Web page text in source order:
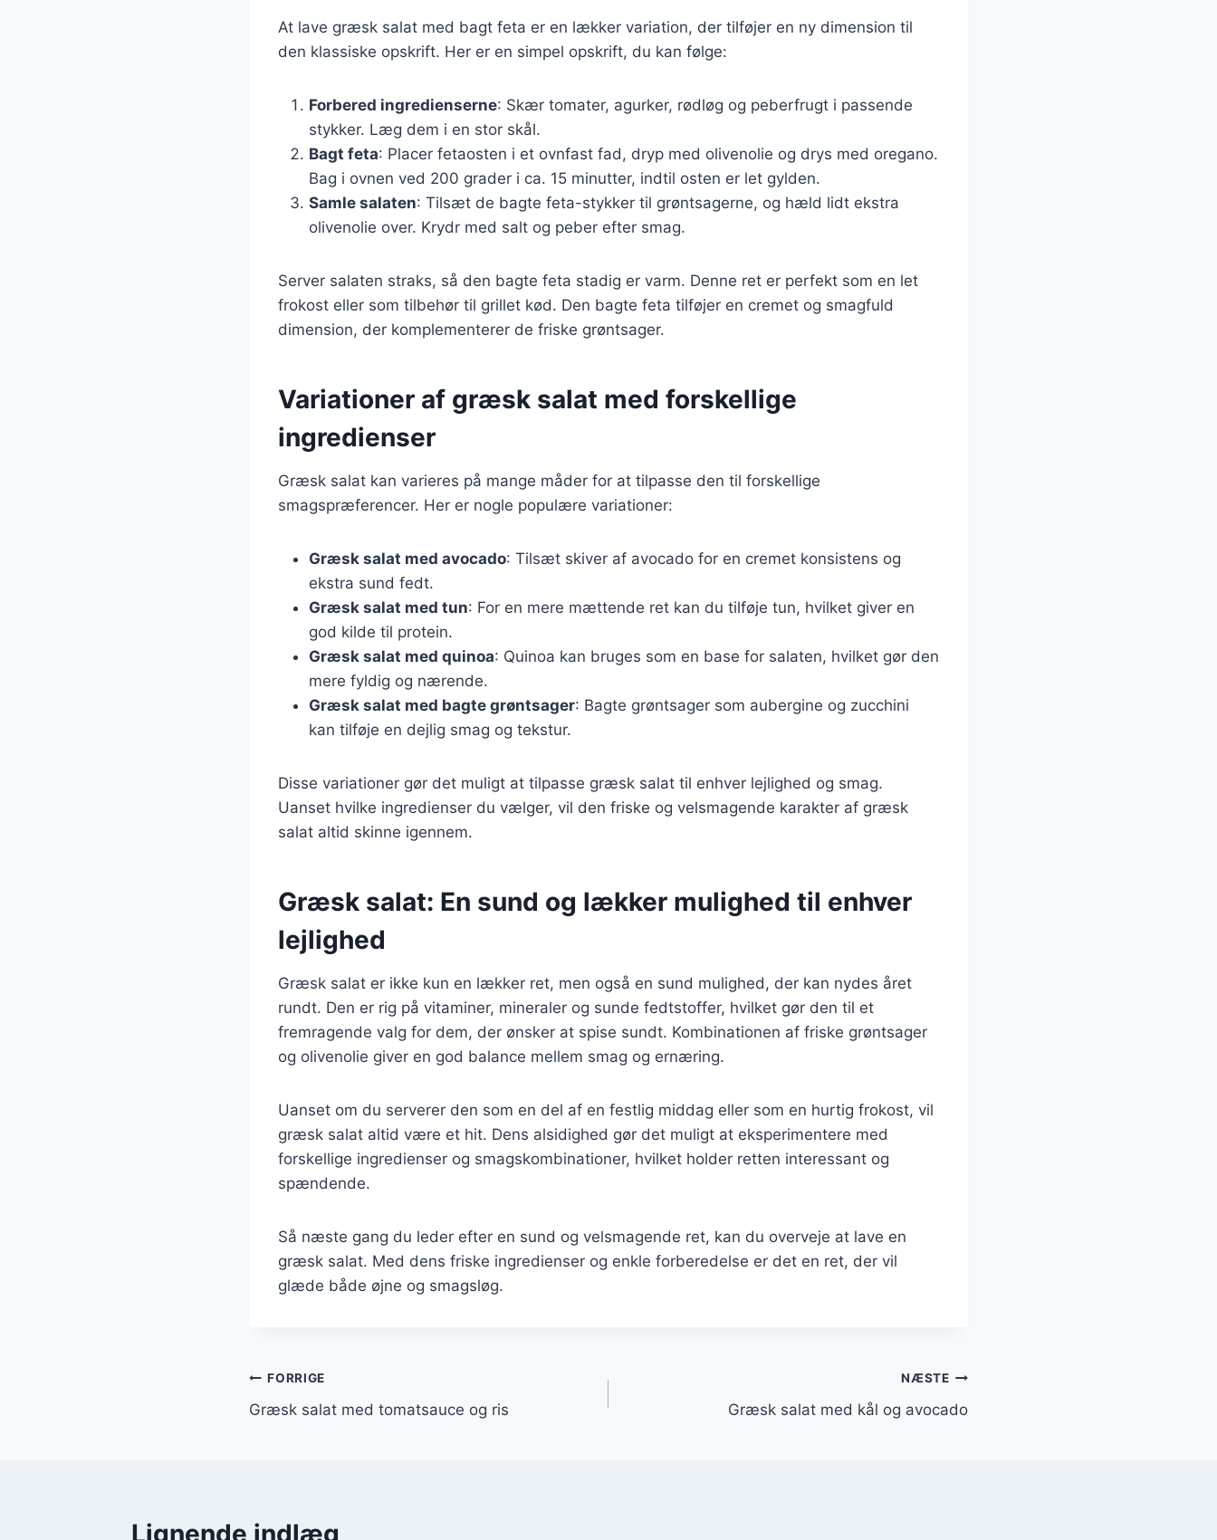
At lave græsk salat med bagt feta er en lækker variation, der tilføjer en ny dimension til
den klassiske opskrift. Her er en simpel opskrift, du kan følge:
Forbered ingredienserne: Skær tomater, agurker, rødløg og peberfrugt i passende
stykker. Læg dem i en stor skål.
Bagt feta: Placer fetaosten i et ovnfast fad, dryp med olivenolie og drys med oregano.
Bag i ovnen ved 200 grader i ca. 15 minutter, indtil osten er let gylden.
Samle salaten: Tilsæt de bagte feta-stykker til grøntsagerne, og hæld lidt ekstra
olivenolie over. Krydr med salt og peber efter smag.
Server salaten straks, så den bagte feta stadig er varm. Denne ret er perfekt som en let
frokost eller som tilbehør til grillet kød. Den bagte feta tilføjer en cremet og smagfuld
dimension, der komplementerer de friske grøntsager.
Variationer af græsk salat med forskellige
ingredienser
Græsk salat kan varieres på mange måder for at tilpasse den til forskellige
smagspræferencer. Her er nogle populære variationer:
Græsk salat med avocado: Tilsæt skiver af avocado for en cremet konsistens og
ekstra sund fedt.
Græsk salat med tun: For en mere mættende ret kan du tilføje tun, hvilket giver en
god kilde til protein.
Græsk salat med quinoa: Quinoa kan bruges som en base for salaten, hvilket gør den
mere fyldig og nærende.
Græsk salat med bagte grøntsager: Bagte grøntsager som aubergine og zucchini
kan tilføje en dejlig smag og tekstur.
Disse variationer gør det muligt at tilpasse græsk salat til enhver lejlighed og smag.
Uanset hvilke ingredienser du vælger, vil den friske og velsmagende karakter af græsk
salat altid skinne igennem.
Græsk salat: En sund og lækker mulighed til enhver
lejlighed
Græsk salat er ikke kun en lækker ret, men også en sund mulighed, der kan nydes året
rundt. Den er rig på vitaminer, mineraler og sunde fedtstoffer, hvilket gør den til et
fremragende valg for dem, der ønsker at spise sundt. Kombinationen af friske grøntsager
og olivenolie giver en god balance mellem smag og ernæring.
Uanset om du serverer den som en del af en festlig middag eller som en hurtig frokost, vil
græsk salat altid være et hit. Dens alsidighed gør det muligt at eksperimentere med
forskellige ingredienser og smagskombinationer, hvilket holder retten interessant og
spændende.
Så næste gang du leder efter en sund og velsmagende ret, kan du overveje at lave en
græsk salat. Med dens friske ingredienser og enkle forberedelse er det en ret, der vil
glæde både øjne og smagsløg.
Indlægsnavigation
FORRIGE
Græsk salat med tomatsauce og ris
NÆSTE
Græsk salat med kål og avocado
Lignende indlæg